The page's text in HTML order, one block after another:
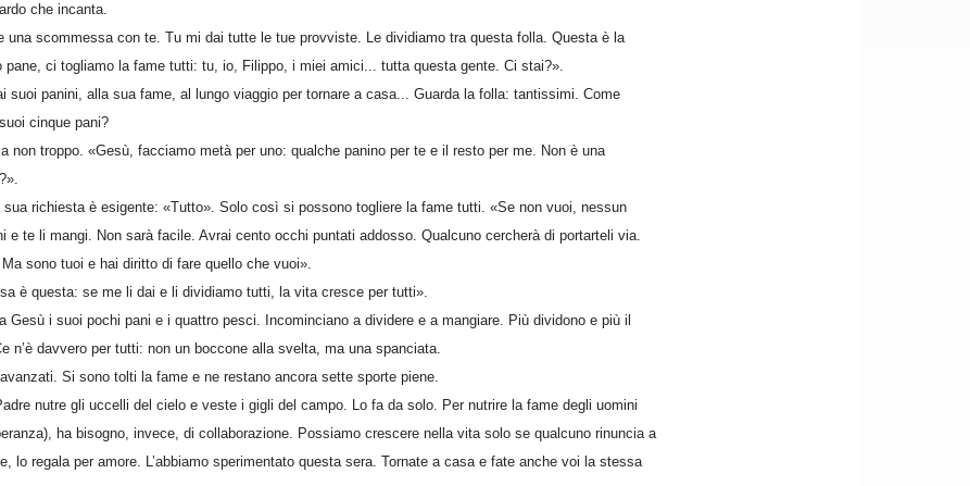
che incanta.
una scommessa con te. Tu mi dai tutte le tue provviste. Le dividiamo tra questa folla. Questa è la
pane, ci togliamo la fame tutti: tu, io, Filippo, i miei amici... tutta questa gente. Ci stai?».
suoi panini, alla sua fame, al lungo viaggio per tornare a casa... Guarda la folla: tantissimi. Come
cinque pani?
non troppo. «Gesù, facciamo metà per uno: qualche panino per te e il resto per me. Non è una
richiesta è esigente: «Tutto». Solo così si possono togliere la fame tutti. «Se non vuoi, nessun
e te li mangi. Non sarà facile. Avrai cento occhi puntati addosso. Qualcuno cercherà di portarteli via.
sono tuoi e hai diritto di fare quello che vuoi».
è questa: se me li dai e li dividiamo tutti, la vita cresce per tutti».
Gesù i suoi pochi pani e i quattro pesci. Incominciano a dividere e a mangiare. Più dividono e più il
n’è davvero per tutti: non un boccone alla svelta, ma una spanciata.
Si sono tolti la fame e ne restano ancora sette sporte piene.
nutre gli uccelli del cielo e veste i gigli del campo. Lo fa da solo. Per nutrire la fame degli uomini
ha bisogno, invece, di collaborazione. Possiamo crescere nella vita solo se qualcuno rinuncia a
lo regala per amore. L’abbiamo sperimentato questa sera. Tornate a casa e fate anche voi la stessa